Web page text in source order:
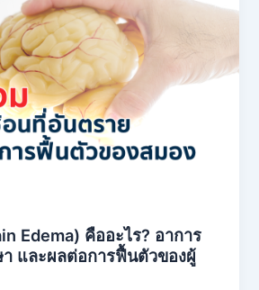
Edema) คืออะไร? อาการ
า และผลต่อการฟื้นตัวของผู้